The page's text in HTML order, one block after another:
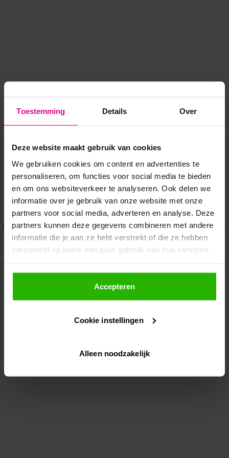
Toestemming Details Over
Deze website maakt gebruik van cookies
We gebruiken cookies om content en advertenties te
personaliseren, om functies voor social media te bieden
en om ons websiteverkeer te analyseren. Ook delen we
informatie over je gebruik van onze website met onze
partners voor social media, adverteren en analyse. Deze
partners kunnen deze gegevens combineren met andere
informatie die je aan ze hebt verstrekt of die ze hebben
verzameld op basis van jouw gebruik van hun services.
Als je op "Accepteer" klikt, dan geef je Voordeeluitjes.nl
toestemming om cookies voor social media en
gepersonaliseerde advertenties te plaatsen.
Lees hier meer over in onsprivacybeleid
Via "Cookie instellingen" kun je ook zelf instellen welke
Accepteren
Cookie instellingen
Alleen noodzakelijk
Application error: a client-side exception has occurred while
loadingwww.voordeeluitjes.nl (see the browser console for more
information).